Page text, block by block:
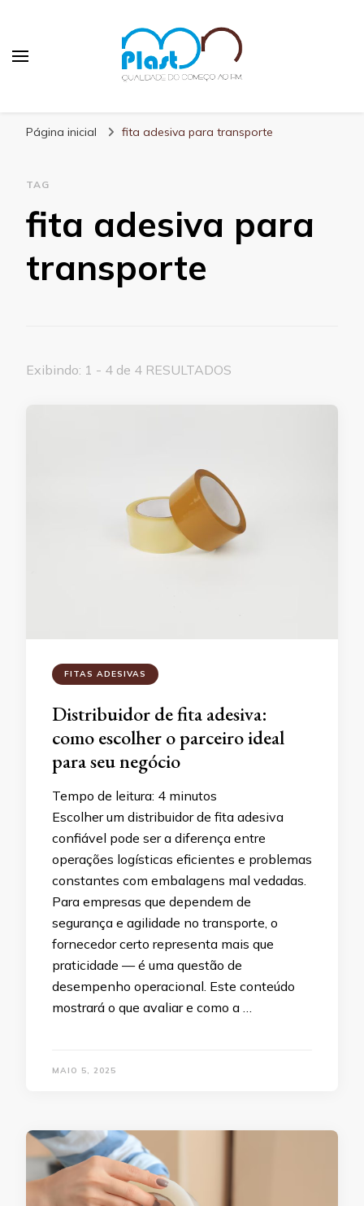
Página inicial fita adesiva para transporte
TAG
fita adesiva para
transporte
Exibindo: 1 - 4 de 4 RESULTADOS
FITAS ADESIVAS
Distribuidor de fita adesiva:
como escolher o parceiro ideal
para seu negócio
Tempo de leitura: 4 minutos
Escolher um distribuidor de fita adesiva
confiável pode ser a diferença entre
operações logísticas eficientes e problemas
constantes com embalagens mal vedadas.
Para empresas que dependem de
segurança e agilidade no transporte, o
fornecedor certo representa mais que
praticidade — é uma questão de
desempenho operacional. Este conteúdo
mostrará o que avaliar e como a …
MAIO 5, 2025